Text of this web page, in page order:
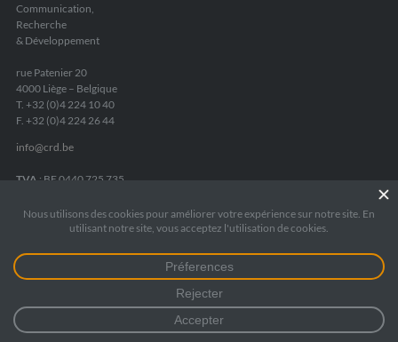
Communication,
Recherche
& Développement
rue Patenier 20
4000 Liège – Belgique
T. +32 (0)4 224 10 40
F. +32 (0)4 224 26 44
info@crd.be
TVA : BE 0440 725 735
Fortis Banque:
IBAN BE05 2400 8084 6975